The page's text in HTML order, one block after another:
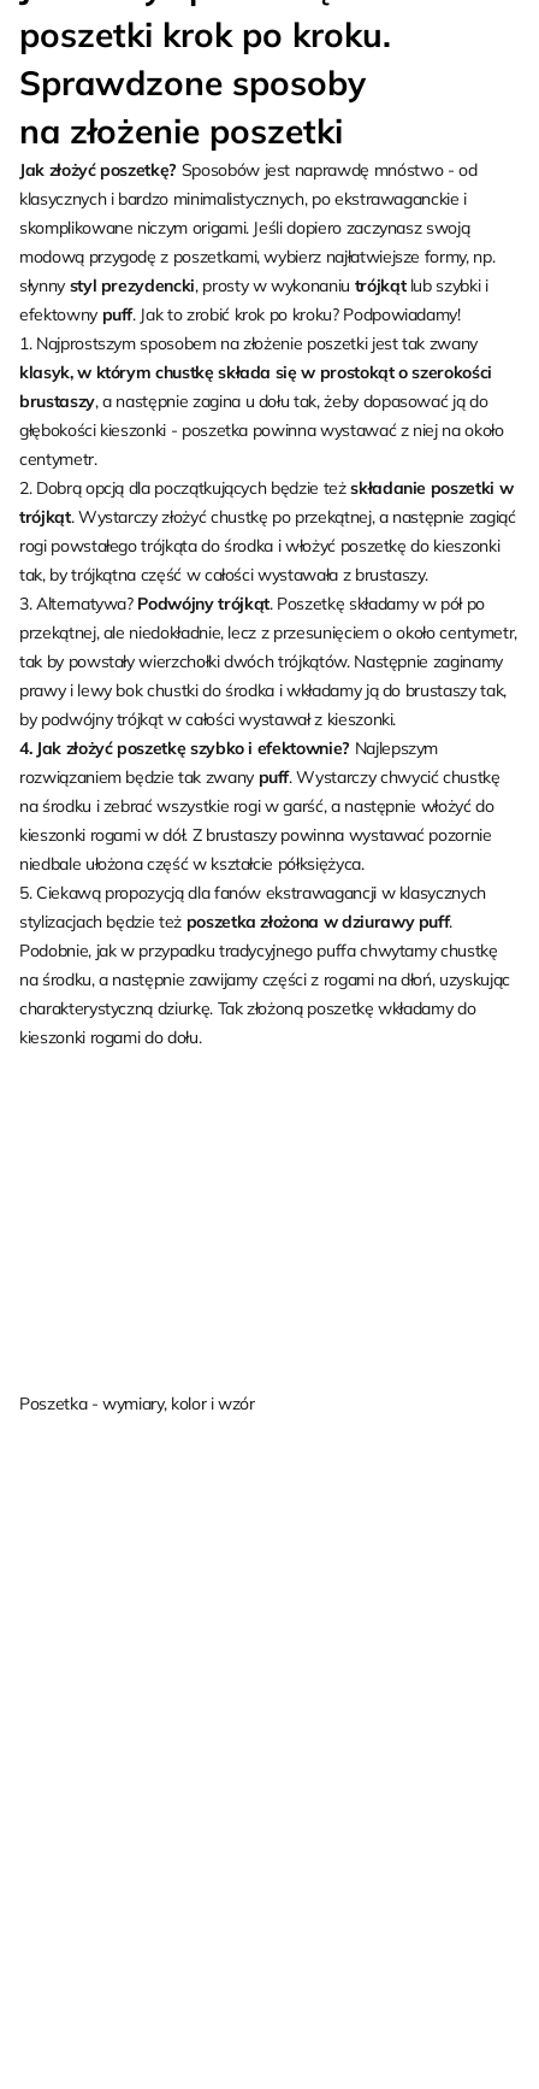
poszetki krok po kroku.
Sprawdzone sposoby
na złożenie poszetki
Jak złożyć poszetkę? Sposobów jest naprawdę mnóstwo - od
klasycznych i bardzo minimalistycznych, po ekstrawaganckie i
skomplikowane niczym origami. Jeśli dopiero zaczynasz swoją
modową przygodę z poszetkami, wybierz najłatwiejsze formy, np.
słynny styl prezydencki, prosty w wykonaniu trójkąt lub szybki i
efektowny puff. Jak to zrobić krok po kroku? Podpowiadamy!
1. Najprostszym sposobem na złożenie poszetki jest tak zwany
klasyk, w którym chustkę składa się w prostokąt o szerokości
brustaszy, a następnie zagina u dołu tak, żeby dopasować ją do
głębokości kieszonki - poszetka powinna wystawać z niej na około
centymetr.
2. Dobrą opcją dla początkujących będzie teżskładanie poszetki w
trójkąt. Wystarczy złożyć chustkę po przekątnej, a następnie zagiąć
rogi powstałego trójkąta do środka i włożyć poszetkę do kieszonki
tak, by trójkątna część w całości wystawała z brustaszy.
3. Alternatywa? Podwójny trójkąt. Poszetkę składamy w pół po
przekątnej, ale niedokładnie, lecz z przesunięciem o około centymetr,
tak by powstały wierzchołki dwóch trójkątów. Następnie zaginamy
prawy i lewy bok chustki do środka i wkładamy ją do brustaszy tak,
by podwójny trójkąt w całości wystawał z kieszonki.
4. Jak złożyć poszetkę szybko i efektownie? Najlepszym
rozwiązaniem będzie tak zwany puff. Wystarczy chwycić chustkę
na środku i zebrać wszystkie rogi w garść, a następnie włożyć do
kieszonki rogami w dół. Z brustaszy powinna wystawać pozornie
niedbale ułożona część w kształcie półksiężyca.
5. Ciekawą propozycją dla fanów ekstrawagancji w klasycznych
stylizacjach będzie też poszetka złożona w dziurawy puff.
Podobnie, jak w przypadku tradycyjnego puffa chwytamy chustkę
na środku, a następnie zawijamy części z rogami na dłoń, uzyskując
charakterystyczną dziurkę. Tak złożoną poszetkę wkładamy do
kieszonki rogami do dołu.
Poszetka - wymiary, kolor i wzór